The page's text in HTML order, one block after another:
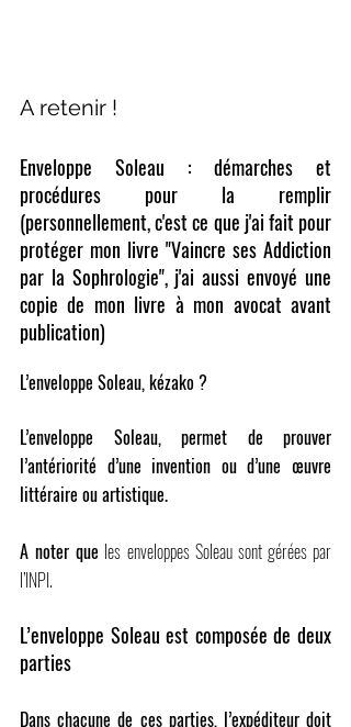
A retenir !
Enveloppe Soleau : démarches et
procédures pour la remplir
(personnellement, c'est ce que j'ai fait pour
protéger mon livre "Vaincre ses Addiction
par la Sophrologie", j'ai aussi envoyé une
copie de mon livre à mon avocat avant
publication)
L’enveloppe Soleau, kézako ?
L’enveloppe Soleau, permet de prouver
l’antériorité d’une invention ou d’une œuvre
littéraire ou artistique.
A noter que les enveloppes Soleau sont gérées par
l’INPI.
L’enveloppe Soleau est composée de deux
parties
Dans chacune de ces parties, l’expéditeur doit